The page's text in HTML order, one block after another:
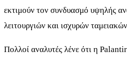
εκτιμούν τον συνδυασμό υψηλής
λειτουργιών και ισχυρών
Πολλοί αναλυτές λένε ότι η Palantir